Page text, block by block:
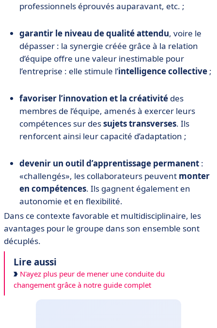
professionnels éprouvés auparavant, etc. ;
garantir le niveau de qualité attendu, voire le
dépasser : la synergie créée grâce à la relation
d’équipe offre une valeur inestimable pour
l’entreprise : elle stimule l’intelligence collective ;
favoriser l’innovation et la créativité des
membres de l’équipe, amenés à exercer leurs
compétences sur dessujets transverses. Ils
renforcent ainsi leur capacité d’adaptation ;
devenir un outil d’apprentissage permanent :
«challengés», les collaborateurs peuvent monter
en compétences. Ils gagnent également en
autonomie et en flexibilité.
Dans ce contexte favorable et multidisciplinaire, les
avantages pour le groupe dans son ensemble sont
décuplés.
Lire aussi
N'ayez plus peur de mener une conduite du
changement grâce à notre guide complet